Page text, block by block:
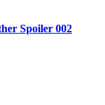
Spoiler 002